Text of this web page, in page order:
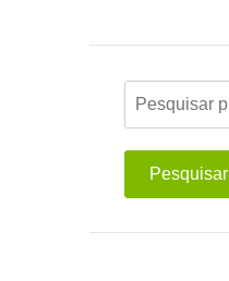
Pesquisar